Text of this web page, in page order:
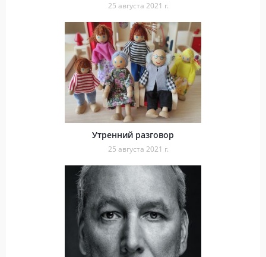
25 августа 2021 г.
Утренний разговор
25 августа 2021 г.